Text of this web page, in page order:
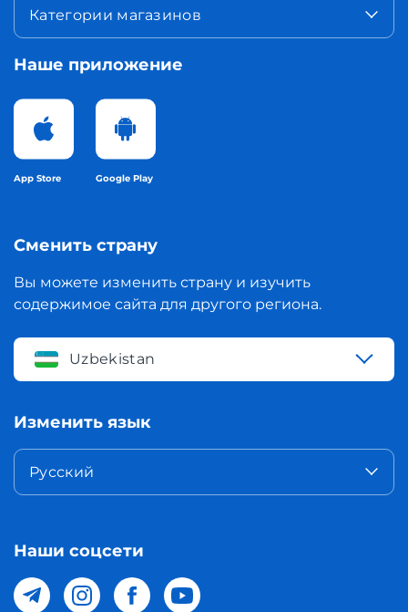
Категории магазинов
Наше приложение
App Store Google Play
Сменить страну
Вы можете изменить страну и изучить
содержимое сайта для другого региона.
Uzbekistan
Изменить язык
Русский
Наши соцсети